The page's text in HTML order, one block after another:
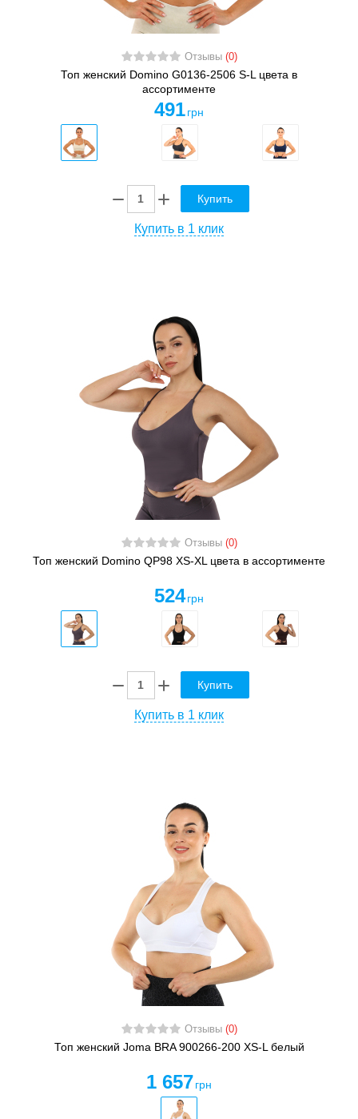
Отзывы (0)
Топ женский Domino G0136-2506 S-L цвета в
ассортименте
491 грн
Купить
Купить в 1 клик
Отзывы (0)
Топ женский Domino QP98 XS-XL цвета в ассортименте
524 грн
Купить
Купить в 1 клик
Отзывы (0)
Топ женский Joma BRA 900266-200 XS-L белый
1 657 грн